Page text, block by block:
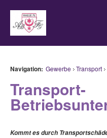
Navigation: Gewerbe Transport
Transport-
Kommt es durch